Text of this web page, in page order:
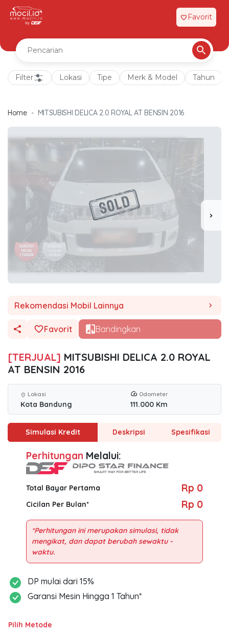
favorite Favorit
Filter Lokasi Tipe Merk & Model Tahun
Home MITSUBISHI DELICA 2.0 ROYAL AT BENSIN 2016
chevron_right
Rekomendasi Mobil Lainnya chevron_right
Favorit Bandingkan
[TERJUAL] MITSUBISHI DELICA 2.0 ROYAL
AT BENSIN 2016
location_on Lokasi
Kota Bandung
Odometer
111.000 Km
Simulasi Kredit Deskripsi Spesifikasi
Perhitungan Melalui:
Total Bayar Pertama Rp 0
Cicilan Per Bulan* Rp 0
*Perhitungan ini merupakan simulasi, tidak
mengikat, dan dapat berubah sewaktu -
DP mulai dari 15%
Garansi Mesin Hingga 1 Tahun*
Pilih Metode